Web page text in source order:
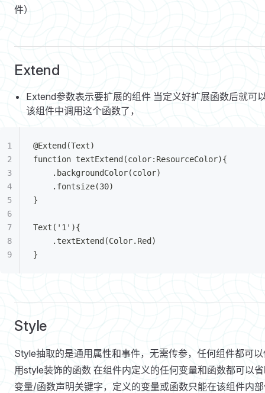
件）
Extend
Extend参数表示要扩展的组件 当定义好扩展函数后就可
该组件中调用这个函数了，
@Extend(Text)
function textExtend(color:ResourceColor){
	.backgroundColor(color)
	.fontsize(30)
}
Text('1'){
	.textExtend(Color.Red)
}
Style
Style抽取的是通用属性和事件，无需传参，任何组件都可
用style装饰的函数 在组件内定义的任何变量和函数都可以
变量/函数声明关键字，定义的变量或函数只能在该组件内